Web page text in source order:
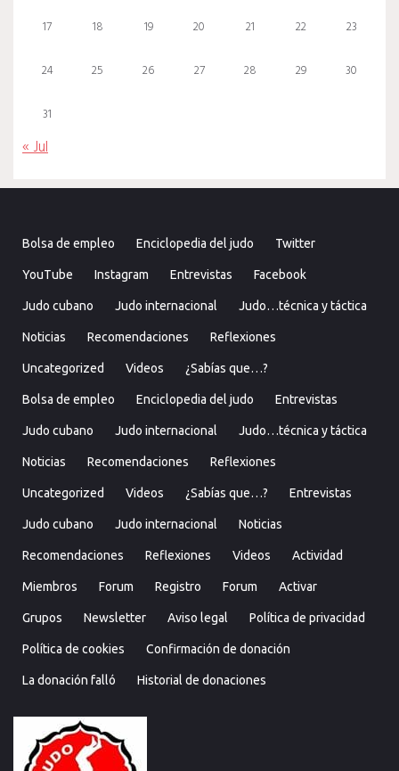
17 18 19 20 21 22 23
24 25 26 27 28 29 30
31
« Jul
Bolsa de empleo Enciclopedia del judo Twitter
YouTube Instagram Entrevistas Facebook
Judo cubano Judo internacional Judo…técnica y táctica
Noticias Recomendaciones Reflexiones
Uncategorized Videos ¿Sabías que…?
Bolsa de empleo Enciclopedia del judo Entrevistas
Judo cubano Judo internacional Judo…técnica y táctica
Noticias Recomendaciones Reflexiones
Uncategorized Videos ¿Sabías que…? Entrevistas
Judo cubano Judo internacional Noticias
Recomendaciones Reflexiones Videos Actividad
Miembros Forum Registro Forum Activar
Grupos Newsletter Aviso legal Política de privacidad
Política de cookies Confirmación de donación
La donación falló Historial de donaciones